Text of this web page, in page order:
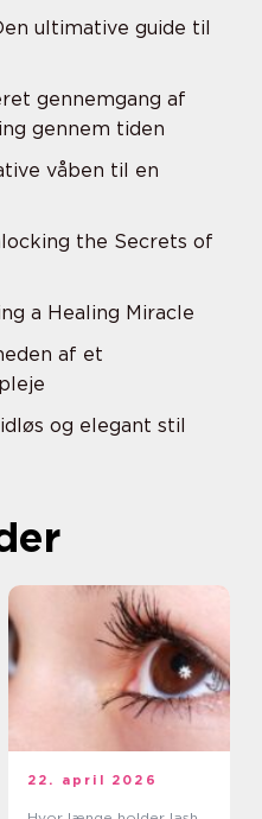
ultimative guide til
gennemgang af
gennem tiden
våben til en
the Secrets of
a Healing Miracle
af et
og elegant stil
22. april 2026